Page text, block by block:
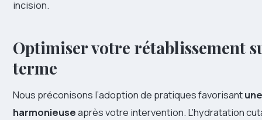
incision.
Optimiser votre rétablissement
terme
Nous préconisons l’adoption de pratiques favorisant
harmonieuseaprès votre intervention. L’hydratation